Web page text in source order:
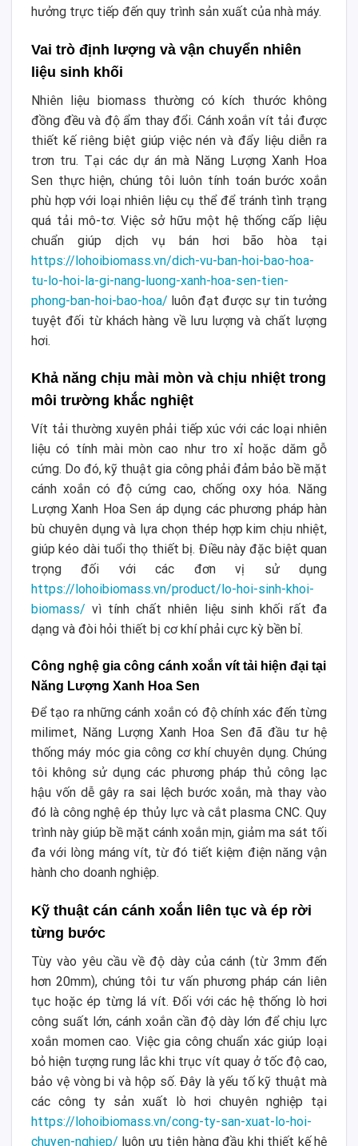
hưởng trực tiếp đến quy trình sản xuất của nhà máy.
Vai trò định lượng và vận chuyển nhiên
liệu sinh khối
Nhiên liệu biomass thường có kích thước không
đồng đều và độ ẩm thay đổi. Cánh xoắn vít tải được
thiết kế riêng biệt giúp việc nén và đẩy liệu diễn ra
trơn tru. Tại các dự án mà Năng Lượng Xanh Hoa
Sen thực hiện, chúng tôi luôn tính toán bước xoắn
phù hợp với loại nhiên liệu cụ thể để tránh tình trạng
quá tải mô-tơ. Việc sở hữu một hệ thống cấp liệu
chuẩn giúp dịch vụ bán hơi bão hòa tại
https://lohoibiomass.vn/dich-vu-ban-hoi-bao-hoa-
tu-lo-hoi-la-gi-nang-luong-xanh-hoa-sen-tien-
phong-ban-hoi-bao-hoa/ luôn đạt được sự tin tưởng
tuyệt đối từ khách hàng về lưu lượng và chất lượng
hơi.
Khả năng chịu mài mòn và chịu nhiệt trong
môi trường khắc nghiệt
Vít tải thường xuyên phải tiếp xúc với các loại nhiên
liệu có tính mài mòn cao như tro xỉ hoặc dăm gỗ
cứng. Do đó, kỹ thuật gia công phải đảm bảo bề mặt
cánh xoắn có độ cứng cao, chống oxy hóa. Năng
Lượng Xanh Hoa Sen áp dụng các phương pháp hàn
bù chuyên dụng và lựa chọn thép hợp kim chịu nhiệt,
giúp kéo dài tuổi thọ thiết bị. Điều này đặc biệt quan
trọng đối với các đơn vị sử dụng
https://lohoibiomass.vn/product/lo-hoi-sinh-khoi-
biomass/ vì tính chất nhiên liệu sinh khối rất đa
dạng và đòi hỏi thiết bị cơ khí phải cực kỳ bền bỉ.
Công nghệ gia công cánh xoắn vít tải hiện đại tại
Năng Lượng Xanh Hoa Sen
Để tạo ra những cánh xoắn có độ chính xác đến từng
milimet, Năng Lượng Xanh Hoa Sen đã đầu tư hệ
thống máy móc gia công cơ khí chuyên dụng. Chúng
tôi không sử dụng các phương pháp thủ công lạc
hậu vốn dễ gây ra sai lệch bước xoắn, mà thay vào
đó là công nghệ ép thủy lực và cắt plasma CNC. Quy
trình này giúp bề mặt cánh xoắn mịn, giảm ma sát tối
đa với lòng máng vít, từ đó tiết kiệm điện năng vận
hành cho doanh nghiệp.
Kỹ thuật cán cánh xoắn liên tục và ép rời
từng bước
Tùy vào yêu cầu về độ dày của cánh (từ 3mm đến
hơn 20mm), chúng tôi tư vấn phương pháp cán liên
tục hoặc ép từng lá vít. Đối với các hệ thống lò hơi
công suất lớn, cánh xoắn cần độ dày lớn để chịu lực
xoắn momen cao. Việc gia công chuẩn xác giúp loại
bỏ hiện tượng rung lắc khi trục vít quay ở tốc độ cao,
bảo vệ vòng bi và hộp số. Đây là yếu tố kỹ thuật mà
các công ty sản xuất lò hơi chuyên nghiệp tại
https://lohoibiomass.vn/cong-ty-san-xuat-lo-hoi-
chuyen-nghiep/ luôn ưu tiên hàng đầu khi thiết kế hệ